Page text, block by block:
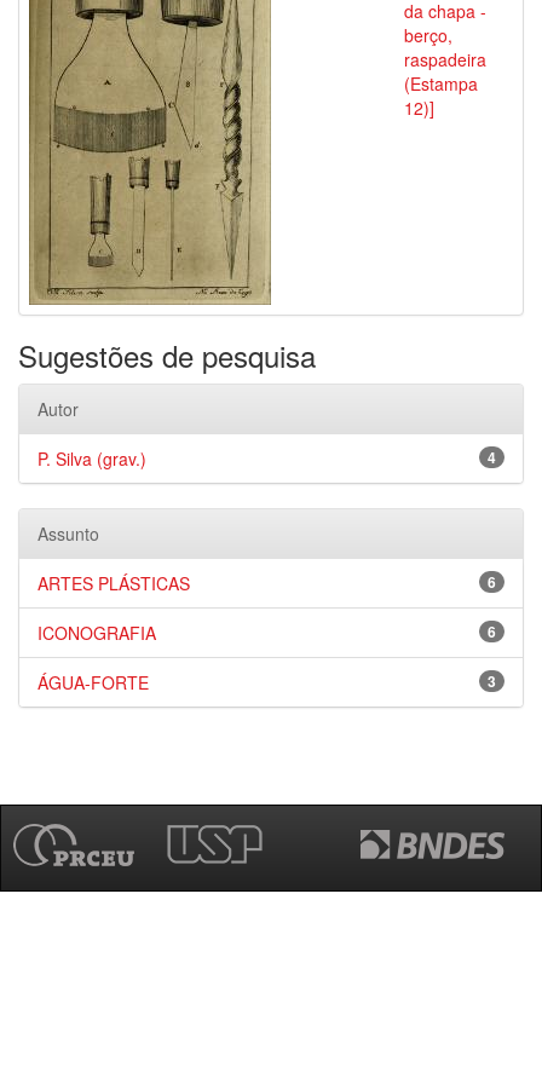
da chapa -
berço,
raspadeira
(Estampa
12)]
Sugestões de pesquisa
Autor
4
P. Silva (grav.)
Assunto
6
ARTES PLÁSTICAS
6
ICONOGRAFIA
3
ÁGUA-FORTE